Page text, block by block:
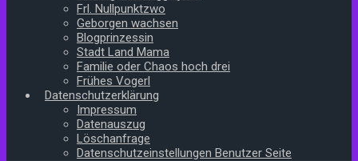
Frl. Nullpunktzwo
Geborgen wachsen
Blogprinzessin
Stadt Land Mama
Familie oder Chaos hoch drei
Frühes Vogerl
Datenschutzerklärung
Impressum
Datenauszug
Löschanfrage
Datenschutzeinstellungen Benutzer Seite